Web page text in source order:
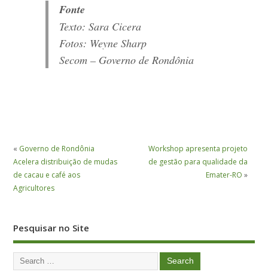
Fonte
Texto: Sara Cicera
Fotos: Weyne Sharp
Secom – Governo de Rondônia
« Governo de Rondônia
Acelera distribuição de mudas
de cacau e café aos
Agricultores
Workshop apresenta projeto
de gestão para qualidade da
Emater-RO »
Pesquisar no Site